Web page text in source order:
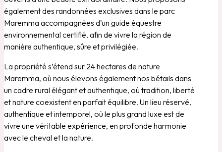
également des randonnées exclusives dans le parc
Maremma accompagnées d’un guide équestre
environnemental certifié, afin de vivre la région de
manière authentique, sûre et privilégiée.
La propriété s’étend sur 24 hectares de nature
Maremma, où nous élevons également nos bétails dans
un cadre rural élégant et authentique, où tradition, liberté
et nature coexistent en parfait équilibre. Un lieu réservé,
authentique et intemporel, où le plus grand luxe est de
vivre une véritable expérience, en profonde harmonie
avec le cheval et la nature.